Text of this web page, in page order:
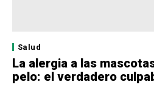
Salud
La alergia a las
pelo: el verdadero